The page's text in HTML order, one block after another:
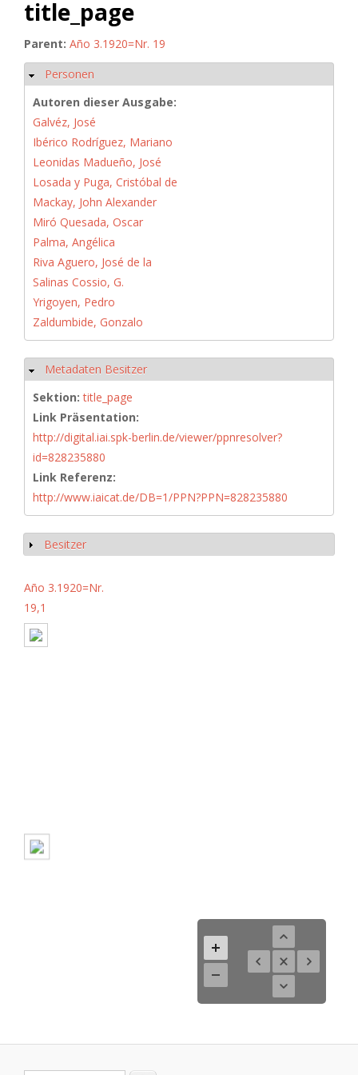
title_page
Parent: Año 3.1920=Nr. 19
Hide
Personen
Autoren dieser Ausgabe:
Galvéz, José
Ibérico Rodríguez, Mariano
Leonidas Madueño, José
Losada y Puga, Cristóbal de
Mackay, John Alexander
Miró Quesada, Oscar
Palma, Angélica
Riva Aguero, José de la
Salinas Cossio, G.
Yrigoyen, Pedro
Zaldumbide, Gonzalo
Hide
Metadaten Besitzer
Sektion:title_page
Link Präsentation:
http://digital.iai.spk-berlin.de/viewer/ppnresolver?
id=828235880
Link Referenz:
http://www.iaicat.de/DB=1/PPN?PPN=828235880
Show
Besitzer
Año 3.1920=Nr.
19,1